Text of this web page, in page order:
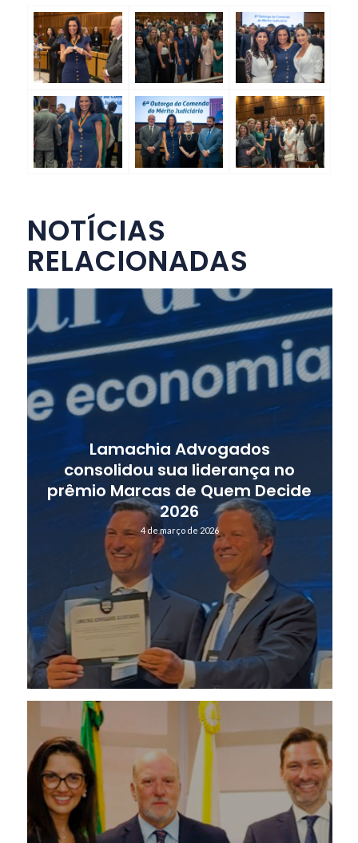
NOTÍCIAS
RELACIONADAS
Lamachia Advogados
consolidou sua liderança no
prêmio Marcas de Quem Decide
2026
4 de março de 2026